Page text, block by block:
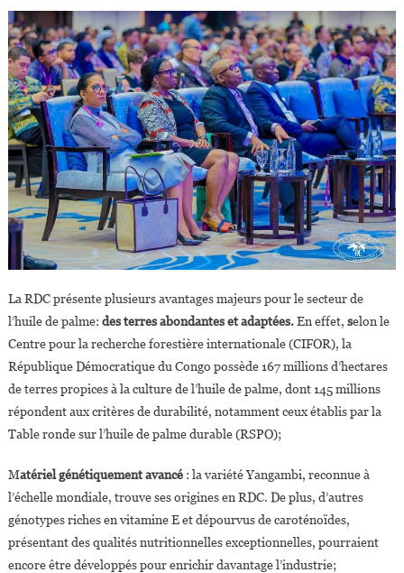
La RDC présente plusieurs avantages majeurs pour le secteur de
l’huile de palme: des terres abondantes et adaptées.En effet, selon le
Centre pour la recherche forestière internationale (CIFOR), la
République Démocratique du Congo possède 167 millions d’hectares
de terres propices à la culture de l’huile de palme, dont 145 millions
répondent aux critères de durabilité, notamment ceux établis par la
Table ronde sur l’huile de palme durable (RSPO);
Matériel génétiquement avancé: la variété Yangambi, reconnue à
l’échelle mondiale, trouve ses origines en RDC. De plus, d’autres
génotypes riches en vitamine E et dépourvus de caroténoïdes,
présentant des qualités nutritionnelles exceptionnelles, pourraient
encore être développés pour enrichir davantage l’industrie;